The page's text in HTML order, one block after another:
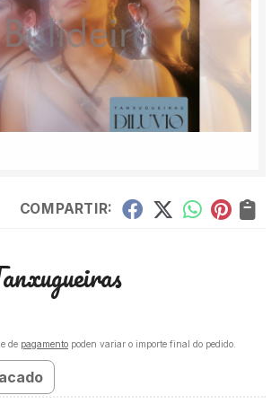
COMPARTIR:
e de pagamento poden variar o importe final do pedido.